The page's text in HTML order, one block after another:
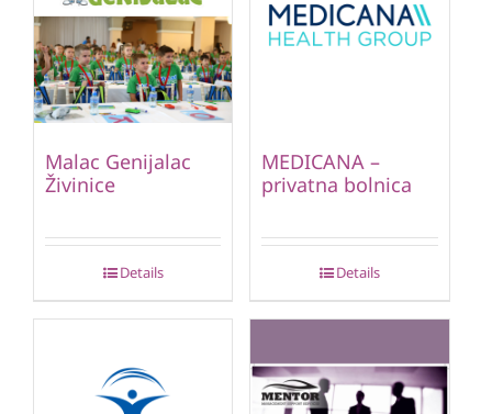
Malac Genijalac
Živinice
Details
MEDICANA –
privatna bolnica
Details